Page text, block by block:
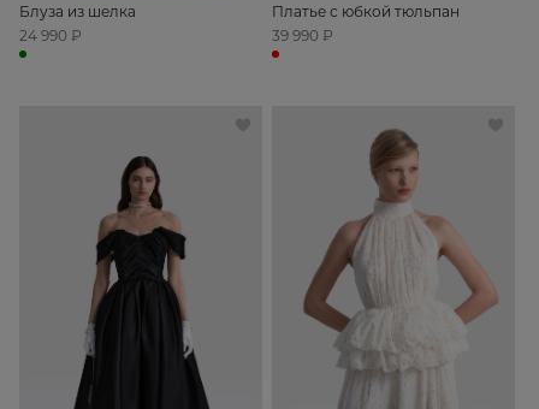
Блуза из шелка
24 990 ₽
Платье с юбкой тюльпан
39 990 ₽